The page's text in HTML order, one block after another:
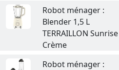
Robot ménager :
Blender 1,5 L
TERRAILLON Sunrise
Crème
Robot ménager :